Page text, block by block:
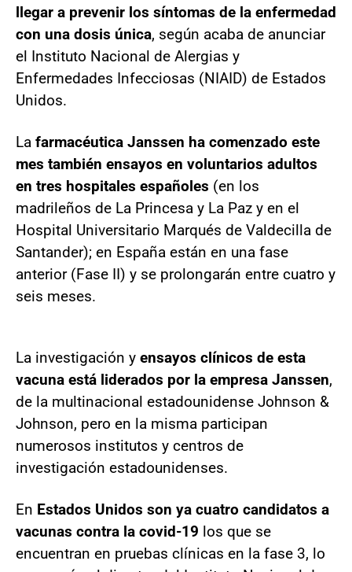
llegar a prevenir los síntomas de la enfermedad
con una dosis única, según acaba de anunciar
el Instituto Nacional de Alergias y
Enfermedades Infecciosas (NIAID) de Estados
Unidos.
La farmacéutica Janssen ha comenzado este
mes también ensayos en voluntarios adultos
en tres hospitales españoles (en los
madrileños de La Princesa y La Paz y en el
Hospital Universitario Marqués de Valdecilla de
Santander); en España están en una fase
anterior (Fase II) y se prolongarán entre cuatro y
seis meses.
La investigación y ensayos clínicos de esta
vacuna está liderados por la empresa Janssen,
de la multinacional estadounidense Johnson &
Johnson, pero en la misma participan
numerosos institutos y centros de
investigación estadounidenses.
En Estados Unidos son ya cuatro candidatos a
vacunas contra la covid-19 los que se
encuentran en pruebas clínicas en la fase 3, lo